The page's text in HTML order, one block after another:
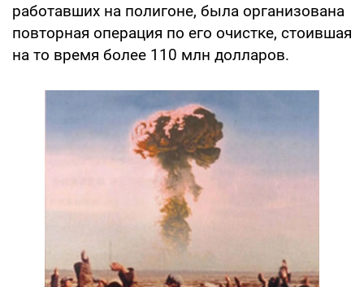
работавших на полигоне, была организована
повторная операция по его очистке, стоившая
на то время более 110 млн долларов.